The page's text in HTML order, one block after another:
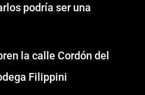
podría ser una
la calle Cordón del
Filippini